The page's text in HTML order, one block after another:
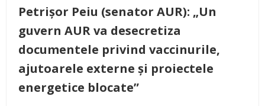
Petrișor Peiu (senator AUR): „Un
guvern AUR va desecretiza
documentele privind vaccinurile,
ajutoarele externe și proiectele
energetice blocate”